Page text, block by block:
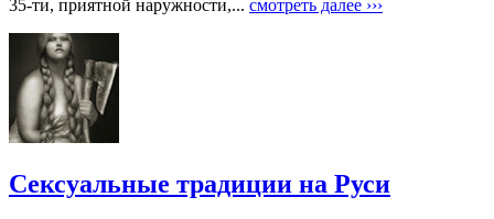
35-ти, приятной наружности,... смотреть далее ›››
Сексуальные традиции на Руси